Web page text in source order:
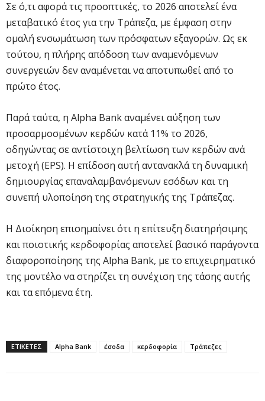
Σε ό,τι αφορά τις προοπτικές, το 2026 αποτελεί ένα
μεταβατικό έτος για την Τράπεζα, με έμφαση στην
ομαλή ενσωμάτωση των πρόσφατων εξαγορών. Ως εκ
τούτου, η πλήρης απόδοση των αναμενόμενων
συνεργειών δεν αναμένεται να αποτυπωθεί από το
πρώτο έτος.
Παρά ταύτα, η Alpha Bank αναμένει αύξηση των
προσαρμοσμένων κερδών κατά 11% το 2026,
οδηγώντας σε αντίστοιχη βελτίωση των κερδών ανά
μετοχή (EPS). Η επίδοση αυτή αντανακλά τη δυναμική
δημιουργίας επαναλαμβανόμενων εσόδων και τη
συνεπή υλοποίηση της στρατηγικής της Τράπεζας.
Η Διοίκηση επισημαίνει ότι η επίτευξη διατηρήσιμης
και ποιοτικής κερδοφορίας αποτελεί βασικό παράγοντα
διαφοροποίησης της Alpha Bank, με το επιχειρηματικό
της μοντέλο να στηρίζει τη συνέχιση της τάσης αυτής
και τα επόμενα έτη.
ΕΤΙΚΕΤΕΣ Alpha Bank έσοδα κερδοφορία Τράπεζες